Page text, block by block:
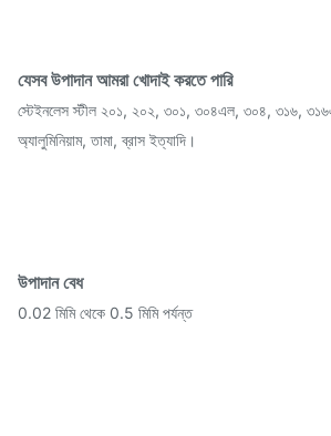
যেসব উপাদান আমরা খোদাই করতে পারি
স্টেইনলেস স্টীল ২০১, ২০২, ৩০১, ৩০৪এল, ৩০৪, ৩১৬,
অ্যালুমিনিয়াম, তামা, ব্রাস ইত্যাদি।
উপাদান বেধ
0.02 মিমি থেকে 0.5 মিমি পর্যন্ত